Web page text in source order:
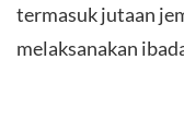
termasuk jutaan
melaksanakan